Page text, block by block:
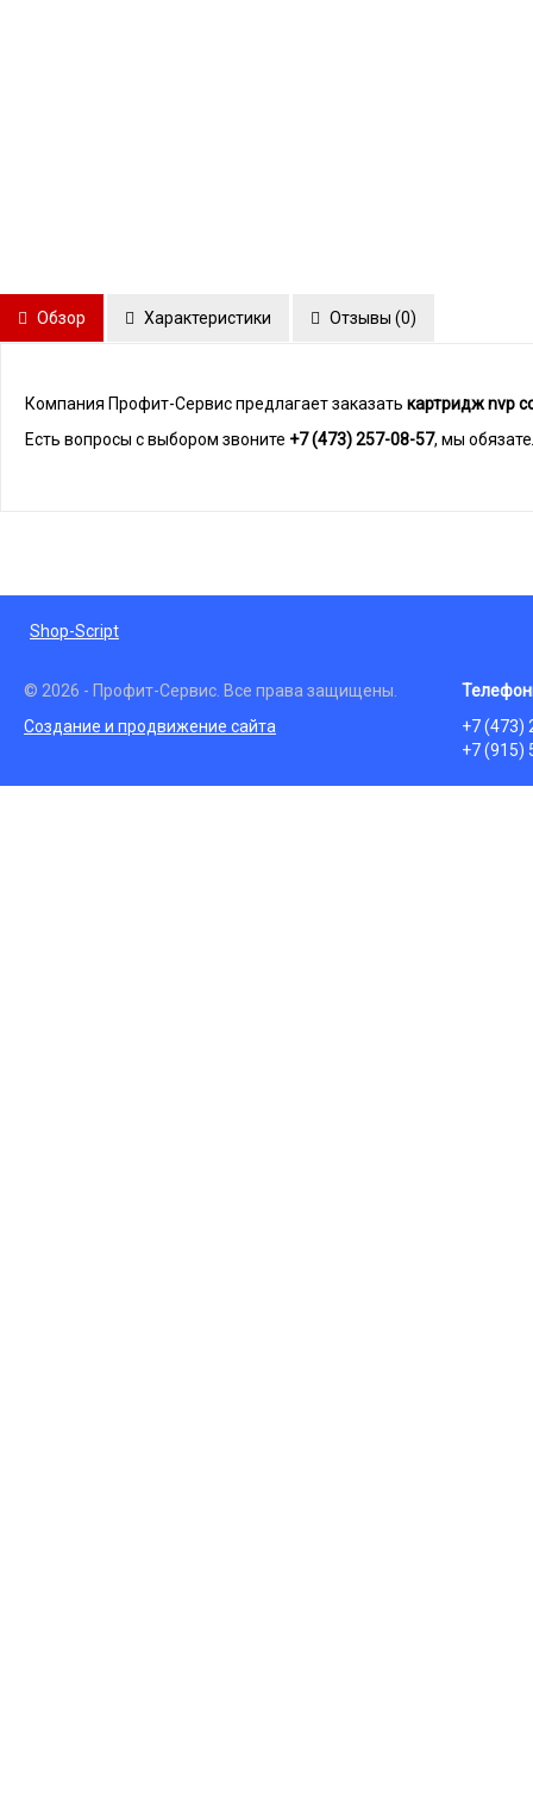
Обзор Характеристики Отзывы (0)
Компания Профит-Сервис предлагает заказать картридж nvp
Есть вопросы с выбором звоните +7 (473) 257-08-57, мы
Shop-Script
© 2026 - Профит-Сервис. Все права защищены.
Создание и продвижение сайта
+7 (473)
+7 (915)